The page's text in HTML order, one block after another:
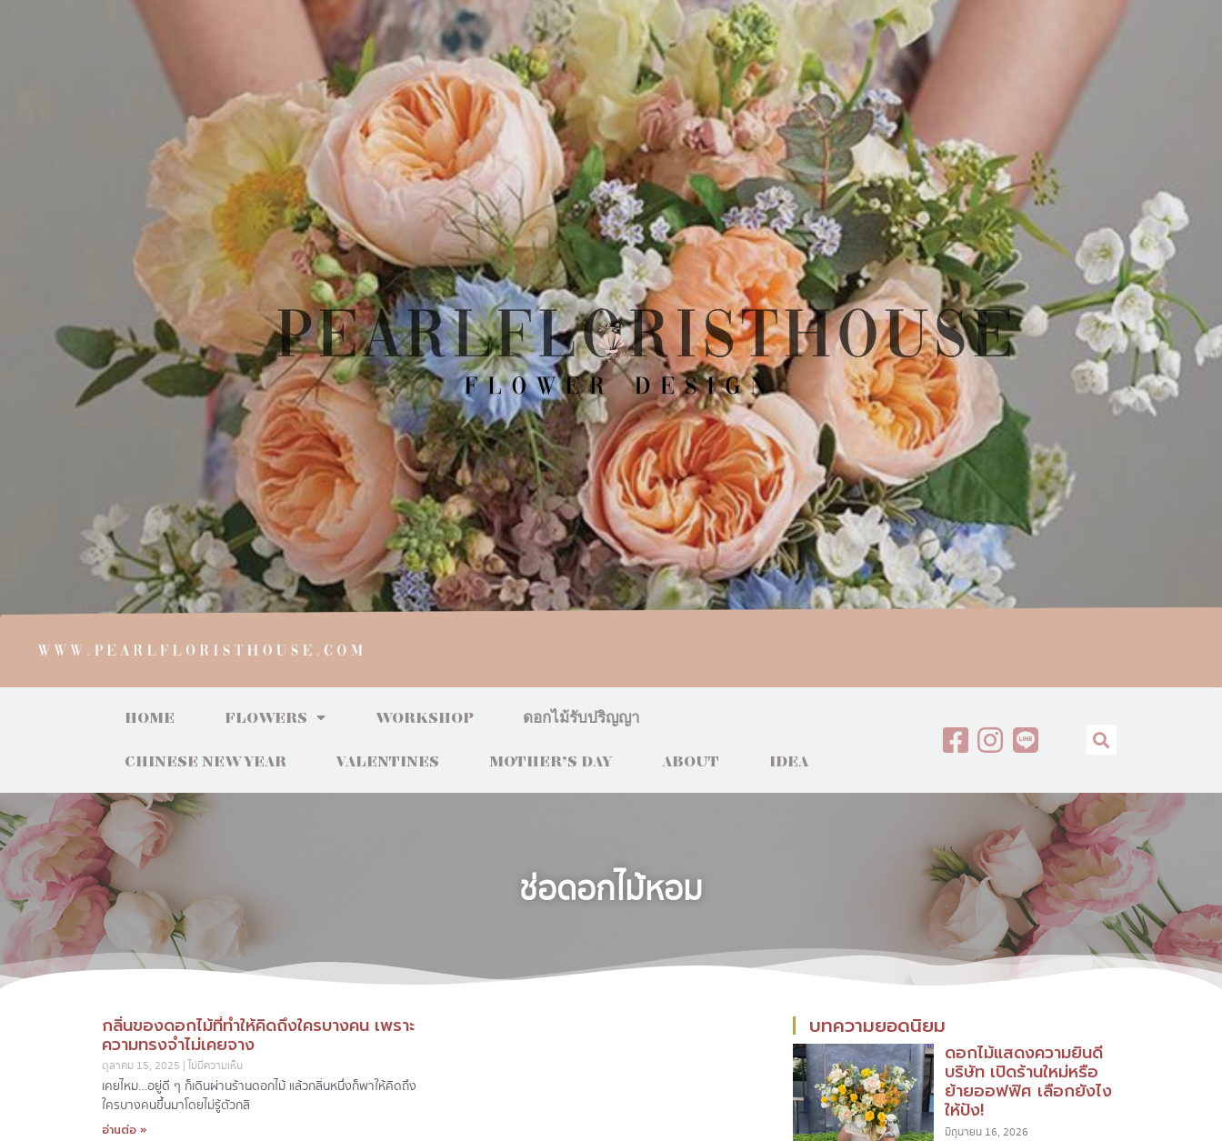
HOME FLOWERS WORKSHOP ดอกไม้รับปริญญา
CHINESE NEW YEAR VALENTINES MOTHER’S DAY ABOUT IDEA
ช่อดอกไม้หอม
กลิ่นของดอกไม้ที่ทำให้คิดถึงใครบางคน เพราะ
ความทรงจำไม่เคยจาง
ตุลาคม 15, 2025 ไม่มีความเห็น
เคยไหม…อยู่ดี ๆ ก็เดินผ่านร้านดอกไม้ แล้วกลิ่นหนึ่งก็พาให้คิดถึง
ใครบางคนขึ้นมาโดยไม่รู้ตัว กลิ
อ่านต่อ »
บทความยอดนิยม
ดอกไม้แสดงความยินดี
บริษัท เปิดร้านใหม่หรือ
ย้ายออฟฟิศ เลือกยังไง
ให้ปัง!
มิถุนายน 16, 2026